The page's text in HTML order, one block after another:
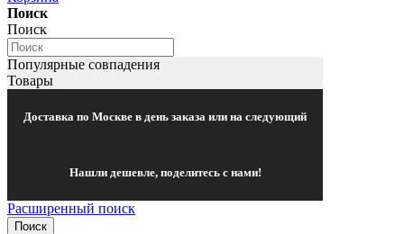
Поиск
Поиск
Популярные совпадения
Товары
Доставка по Москве в день заказа или на следующий
Нашли дешевле, поделитесь с нами!
Расширенный поиск
Поиск